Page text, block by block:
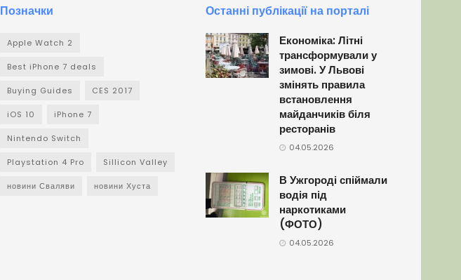
Позначки
Apple Watch 2
Best iPhone 7 deals
Buying Guides CES 2017
iOS 10 iPhone 7
Nintendo Switch
Playstation 4 Pro Sillicon Valley
новини Сваляви новини Хуста
Останні публікації на порталі
Економіка: Літні
трансформували у
зимові. У Львові
змінять правила
встановлення
майданчиків біля
ресторанів
04.05.2026
В Ужгороді спіймали
водія під
наркотиками
(ФОТО)
04.05.2026